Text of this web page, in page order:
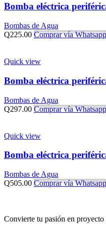
Bomba eléctrica
Bombas de Agua
Q225.00 Comprar vía Whatsapp
Quick view
Bomba eléctrica
Bombas de Agua
Q297.00 Comprar vía Whatsapp
Quick view
Bomba eléctrica
Bombas de Agua
Q505.00 Comprar vía Whatsapp
Convierte tu pasión en proyecto